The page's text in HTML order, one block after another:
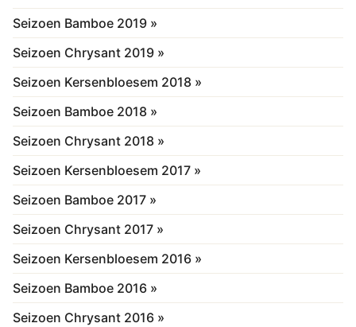
Seizoen Bamboe 2019 »
Seizoen Chrysant 2019 »
Seizoen Kersenbloesem 2018 »
Seizoen Bamboe 2018 »
Seizoen Chrysant 2018 »
Seizoen Kersenbloesem 2017 »
Seizoen Bamboe 2017 »
Seizoen Chrysant 2017 »
Seizoen Kersenbloesem 2016 »
Seizoen Bamboe 2016 »
Seizoen Chrysant 2016 »